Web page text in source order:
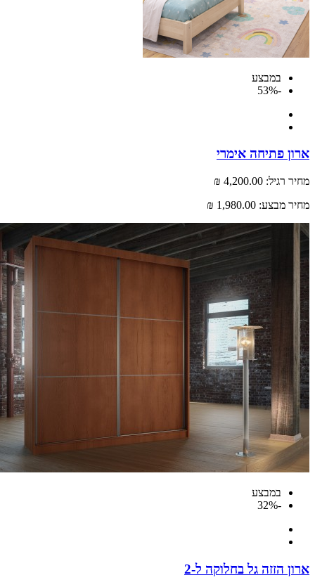
במבצע
פתיחה אימרי
רגיל: 4,200.00 ₪
מבצע: 1,980.00 ₪
במבצע
הזזה גל בחלוקה ל-2